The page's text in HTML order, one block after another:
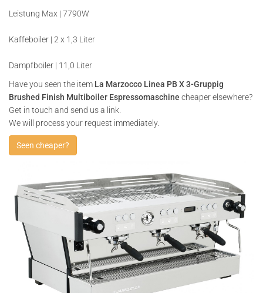
Leistung Max | 7790W
Kaffeboiler | 2 x 1,3 Liter
Dampfboiler | 11,0 Liter
Have you seen the item La Marzocco Linea PB X 3-Gruppig
Brushed Finish Multiboiler Espressomaschine cheaper elsewhere?
Get in touch and send us a link.
We will process your request immediately.
Seen cheaper?